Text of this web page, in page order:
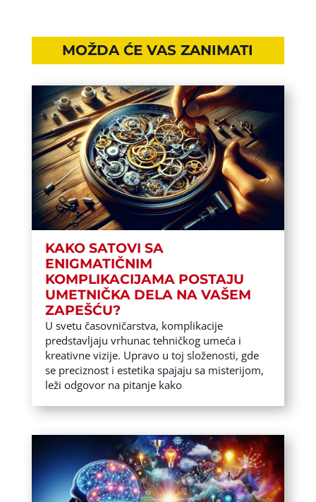
MOŽDA ĆE VAS ZANIMATI
KAKO SATOVI SA
ENIGMATIČNIM
KOMPLIKACIJAMA POSTAJU
UMETNIČKA DELA NA VAŠEM
ZAPEŠĆU?
U svetu časovničarstva, komplikacije
predstavljaju vrhunac tehničkog umeća i
kreativne vizije. Upravo u toj složenosti, gde
se preciznost i estetika spajaju sa misterijom,
leži odgovor na pitanje kako